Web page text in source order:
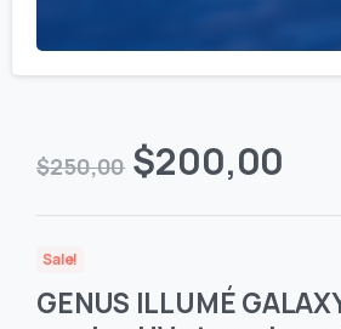
$250,00 El
precio
era:
$200,00
es:
Sale!
GENUS ILLUMÉ